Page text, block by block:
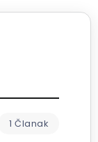
1 Članak